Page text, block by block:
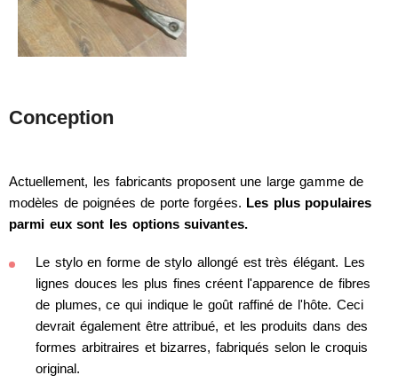
Conception
Actuellement, les fabricants proposent une large gamme de
modèles de poignées de porte forgées. Les plus populaires
parmi eux sont les options suivantes.
Le stylo en forme de stylo allongé est très élégant. Les
lignes douces les plus fines créent l'apparence de fibres
de plumes, ce qui indique le goût raffiné de l'hôte. Ceci
devrait également être attribué, et les produits dans des
formes arbitraires et bizarres, fabriqués selon le croquis
original.